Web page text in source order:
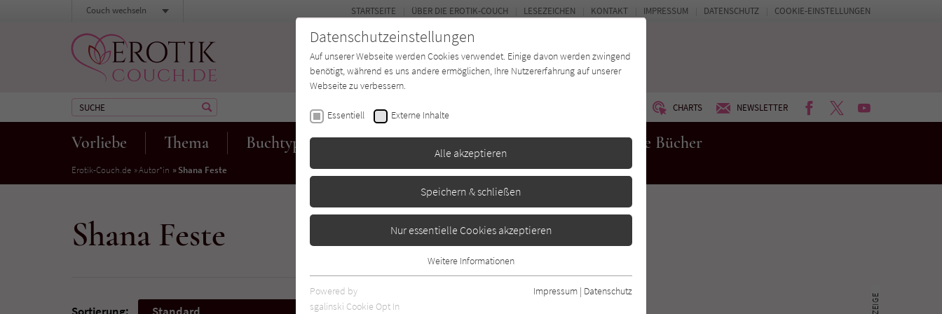
CHARTS NEWSLETTER FACEBOOKTWITTERYOUTUBE
Vorliebe Thema Buchtyp Autor*in Verlage Magazin Neue Bücher
STARTSEITE ÜBER DIE EROTIK-COUCH LESEZEICHEN KONTAKT IMPRESSUM DATENSCHUTZ COOKIE-EINSTELLUNGEN
Couch wechseln
Erotik-Couch.de Autor*in Shana Feste
Shana Feste
Datenschutzeinstellungen
Auf unserer Webseite werden Cookies verwendet. Einige davon werden zwingend
benötigt, während es uns andere ermöglichen, Ihre Nutzererfahrung auf unserer
Webseite zu verbessern.
Essentiell Externe Inhalte
Alle akzeptieren
Speichern & schließen
Nur essentielle Cookies akzeptieren
Essentielle Cookies werden für grundlegende Funktionen der Webseite
benötigt. Dadurch ist gewährleistet, dass die Webseite einwandfrei
Weitere Informationen
Powered by
sgalinski Cookie Opt In
Impressum | Datenschutz